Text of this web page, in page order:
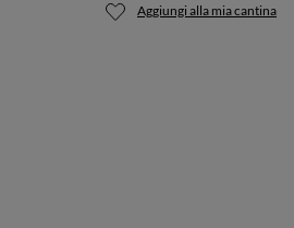
Aggiungi alla mia cantina